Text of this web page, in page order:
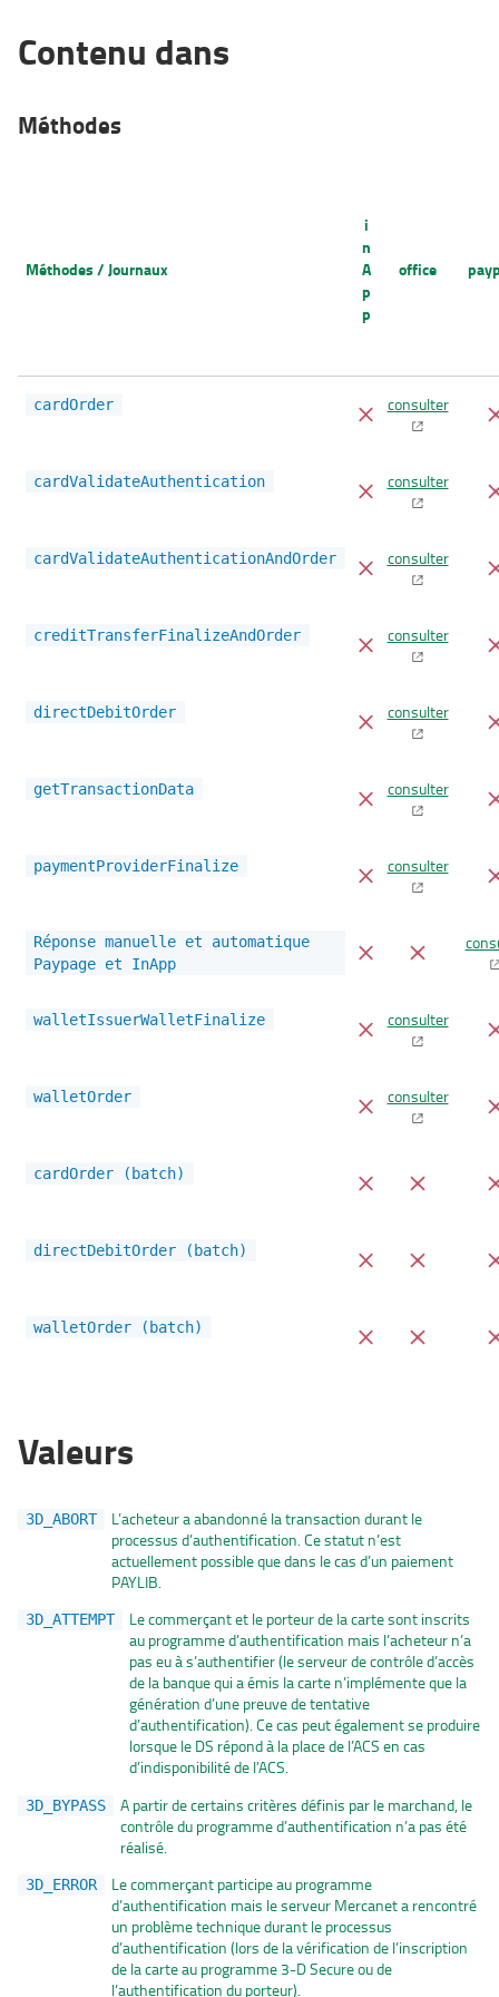
Contenu dans
Méthodes
Méthodes / Journaux
i
n
A
p
p
office
cardOrder consulter
cardValidateAuthentication consulter
cardValidateAuthenticationAndOrder consulter
creditTransferFinalizeAndOrder consulter
directDebitOrder consulter
getTransactionData consulter
paymentProviderFinalize consulter
Réponse manuelle et automatique
Paypage et InApp
walletIssuerWalletFinalize consulter
walletOrder consulter
cardOrder (batch)
directDebitOrder (batch)
walletOrder (batch)
Valeurs
3D_ABORT
L’acheteur a abandonné la transaction durant le
processus d’authentification. Ce statut n’est
actuellement possible que dans le cas d’un paiement
PAYLIB.
3D_ATTEMPT
Le commerçant et le porteur de la carte sont inscrits
au programme d’authentification mais l’acheteur n’a
pas eu à s’authentifier (le serveur de contrôle d’accès
de la banque qui a émis la carte n’implémente que la
génération d’une preuve de tentative
d’authentification). Ce cas peut également se produire
lorsque le DS répond à la place de l’ACS en cas
d’indisponibilité de l’ACS.
3D_BYPASS
A partir de certains critères définis par le marchand, le
contrôle du programme d’authentification n’a pas été
réalisé.
3D_ERROR
Le commerçant participe au programme
d’authentification mais le serveur Mercanet a rencontré
un problème technique durant le processus
d’authentification (lors de la vérification de l’inscription
de la carte au programme 3-D Secure ou de
l’authentification du porteur).